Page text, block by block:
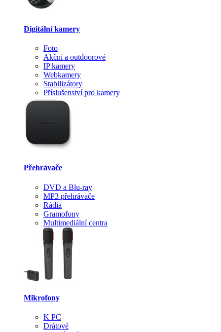
Digitální kamery
Foto
Akční a outdoorové
IP kamery
Webkamery
Stabilizátory
Příslušenství pro kamery
Přehrávače
DVD a Blu-ray
MP3 přehrávače
Rádia
Gramofony
Multimediální centra
Mikrofony
K PC
Drátové